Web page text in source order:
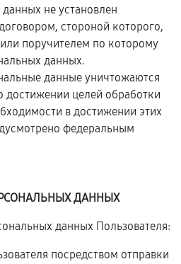
не установлен
стороной которого,
поручителем по которому
данных.
данные уничтожаются
достижении целей обработки
в достижении этих
федеральным
ДАННЫХ
данных Пользователя:
посредством отправки